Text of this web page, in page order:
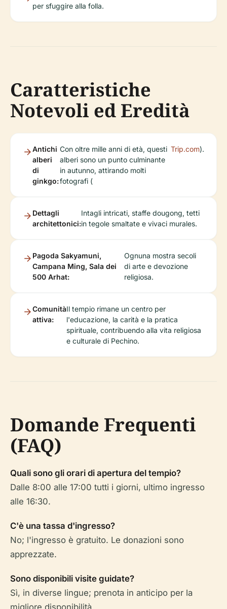
per sfuggire alla folla.
Caratteristiche
Notevoli ed Eredità
Antichi
alberi
di
ginkgo:
Con oltre mille anni di età, questi
alberi sono un punto culminante
in autunno, attirando molti
fotografi (
Trip.com).
Dettagli
architettonici:
Intagli intricati, staffe dougong, tetti
in tegole smaltate e vivaci murales.
Pagoda Sakyamuni,
Campana Ming, Sala dei
500 Arhat:
Ognuna mostra secoli
di arte e devozione
religiosa.
Comunità
attiva:
Il tempio rimane un centro per
l'educazione, la carità e la pratica
spirituale, contribuendo alla vita religiosa
e culturale di Pechino.
Domande Frequenti
(FAQ)
Quali sono gli orari di apertura del tempio?
Dalle 8:00 alle 17:00 tutti i giorni, ultimo ingresso
alle 16:30.
C'è una tassa d'ingresso?
No; l'ingresso è gratuito. Le donazioni sono
apprezzate.
Sono disponibili visite guidate?
Sì, in diverse lingue; prenota in anticipo per la
migliore disponibilità.